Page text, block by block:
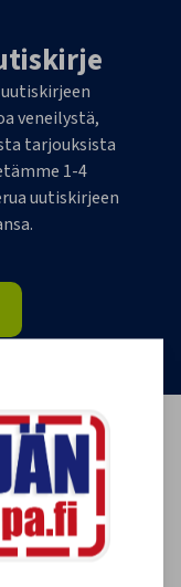
veneilystä,
tarjouksista
1-4
uutiskirjeen